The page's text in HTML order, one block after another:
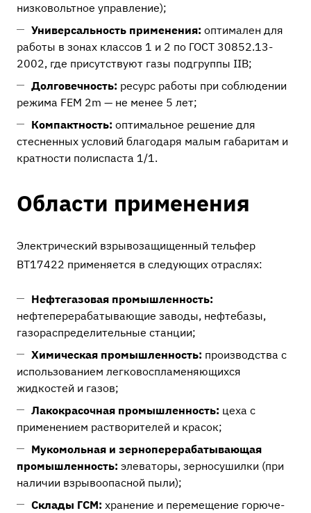
низковольтное управление);
Универсальность применения: оптимален для
работы в зонах классов 1 и 2 по ГОСТ 30852.13-
2002, где присутствуют газы подгруппы IIB;
Долговечность: ресурс работы при соблюдении
режима FEM 2m — не менее 5 лет;
Компактность: оптимальное решение для
стесненных условий благодаря малым габаритам и
кратности полиспаста 1/1.
Области применения
Электрический взрывозащищенный тельфер
ВТ17422 применяется в следующих отраслях:
Нефтегазовая промышленность:
нефтеперерабатывающие заводы, нефтебазы,
газораспределительные станции;
Химическая промышленность: производства с
использованием легковоспламеняющихся
жидкостей и газов;
Лакокрасочная промышленность: цеха с
применением растворителей и красок;
Мукомольная и зерноперерабатывающая
промышленность: элеваторы, зерносушилки (при
наличии взрывоопасной пыли);
Склады ГСМ: хранение и перемещение горюче-